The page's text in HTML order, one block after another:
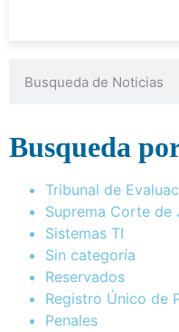
Busqueda
Tribunal de
Suprema Corte de
Sistemas TI
Sin categoría
Reservados
Registro Único de
Penales